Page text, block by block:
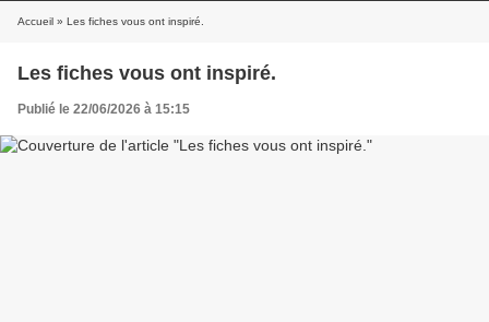
Accueil » Les fiches vous ont inspiré.
Les fiches vous ont inspiré.
Publié le 22/06/2026 à 15:15